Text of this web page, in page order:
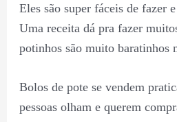
Eles são super fáceis de fazer
Uma receita dá pra fazer
potinhos são muito baratinhos
Bolos de pote se vendem
pessoas olham e querem